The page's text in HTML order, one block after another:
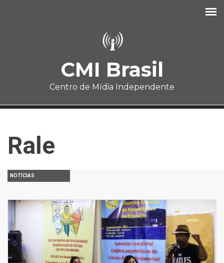
CMI Brasil
Centro de Mídia Independente
Rale
NOTÍCIAS